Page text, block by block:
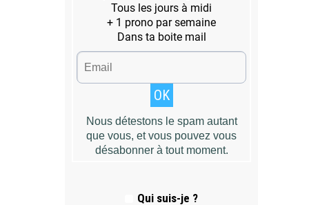
Qui suis-je ?